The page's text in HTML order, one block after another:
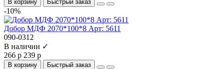
В корзину Быстрый заказ
-10%
Добор МДФ 2070*100*8 Арт: 5611
090-0312
В наличии ✓
266 р 239 р
В корзину Быстрый заказ